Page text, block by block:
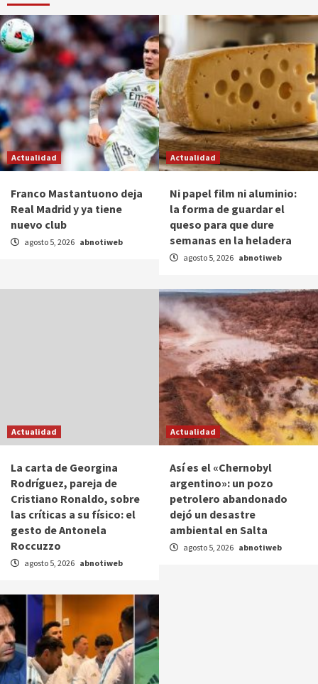
Actualidad
Franco Mastantuono deja
Real Madrid y ya tiene
nuevo club
agosto 5, 2026 abnotiweb
Actualidad
Ni papel film ni aluminio:
la forma de guardar el
queso para que dure
semanas en la heladera
agosto 5, 2026 abnotiweb
Actualidad
La carta de Georgina
Rodríguez, pareja de
Cristiano Ronaldo, sobre
las críticas a su físico: el
gesto de Antonela
Roccuzzo
agosto 5, 2026 abnotiweb
Actualidad
Así es el «Chernobyl
argentino»: un pozo
petrolero abandonado
dejó un desastre
ambiental en Salta
agosto 5, 2026 abnotiweb